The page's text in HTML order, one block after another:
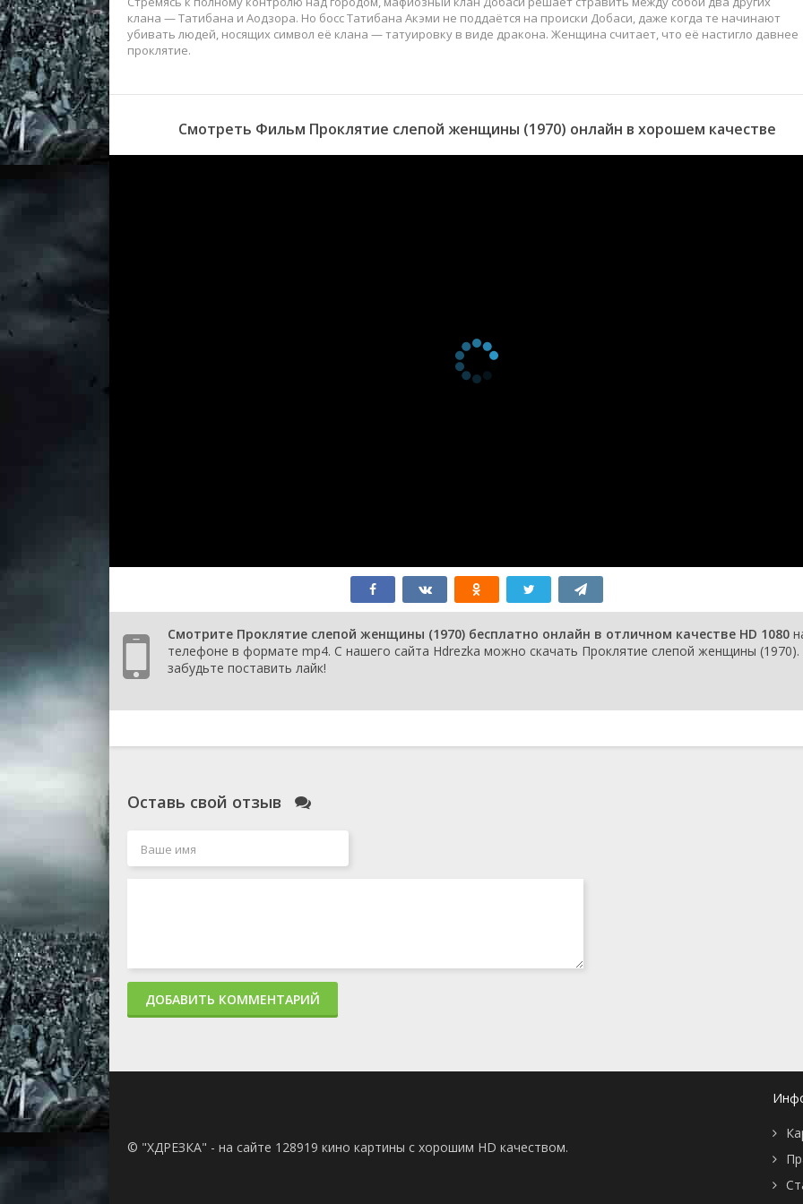
клана — Татибана и Аодзора. Но босс Татибана Акэми не поддаётся на происки Добаси, даже когда те начинают
убивать людей, носящих символ её клана — татуировку в виде дракона. Женщина считает, что её настигло давнее
проклятие.
Смотреть Фильм Проклятие слепой женщины (1970) онлайн в хорошем качестве
Смотрите Проклятие слепой женщины (1970) бесплатно онлайн в отличном качестве HD 1080
телефоне в формате mp4. С нашего сайта Hdrezka можно скачать Проклятие слепой женщины
забудьте поставить лайк!
Оставь свой отзыв
ДОБАВИТЬ КОММЕНТАРИЙ
© "ХДРЕЗКА" - на сайте 128919 кино картины с хорошим HD качеством.